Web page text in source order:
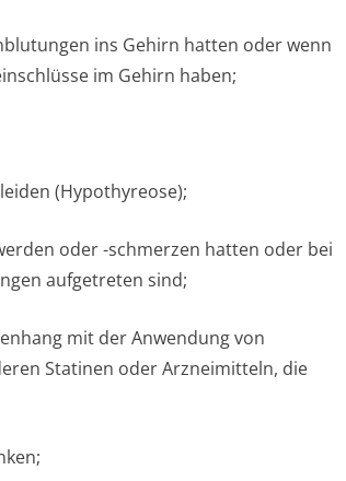
ins Gehirn hatten oder wenn
im Gehirn haben;
(Hypothyreose);
oder -schmerzen hatten oder bei
aufgetreten sind;
mit der Anwendung von
Statinen oder Arzneimitteln, die